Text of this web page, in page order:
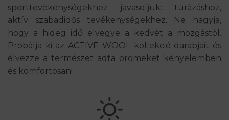
sporttevékenységekhez javasoljuk: túrázáshoz,
aktív szabadidős tevékenységekhez. Ne hagyja,
hogy a hideg idő elvegye a kedvét a mozgástól.
Próbálja ki az ACTIVE WOOL kollekció darabjait és
élvezze a természet adta örömeket kényelemben
és komfortosan!